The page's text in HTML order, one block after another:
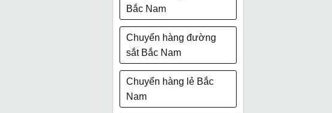
Bắc Nam
Chuyển hàng đường
sắt Bắc Nam
Chuyển hàng lẻ Bắc
Nam